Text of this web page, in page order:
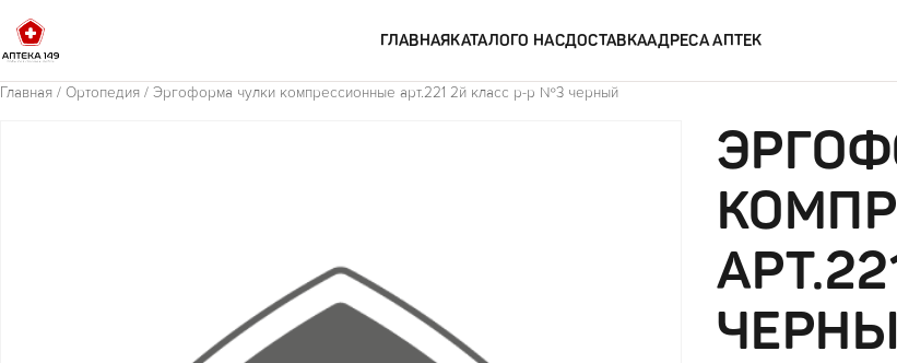
ГЛАВНАЯКАТАЛОГО НАСДОСТАВКААДРЕСА АПТЕК
Главная / Ортопедия / Эргоформа чулки компрессионные арт.221 2й класс р-р №3 черный